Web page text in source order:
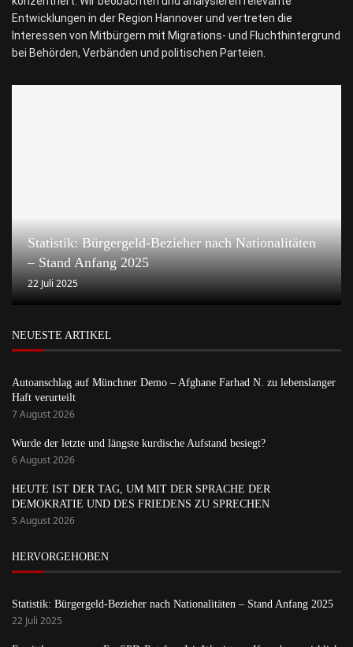
Entwicklungen in der Region Hannover und vertreten die
Interessen von Mitbürgern mit Migrations- und Fluchthintergrund
bei Behörden, Verbänden und politischen Parteien.
Statistik: Bürgergeld-Bezieher nach Nationalitäten
– Stand Anfang 2025
22 Juli 2025
NEUESTE ARTIKEL
Autoanschlag auf Münchner Demo – Afghane Farhad N. zu lebenslanger
Haft verurteilt
7 August 2026
Wurde der letzte und längste kurdische Aufstand besiegt?
6 August 2026
HEUTE IST DER TAG, UM MIT DER SPRACHE DER
DEMOKRATIE UND DES FRIEDENS ZU SPRECHEN
5 August 2026
HERVORGEHOBEN
Statistik: Bürgergeld-Bezieher nach Nationalitäten – Stand Anfang 2025
22 Juli 2025